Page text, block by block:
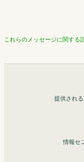
これらのメッセージに関する
提供され
情報セ